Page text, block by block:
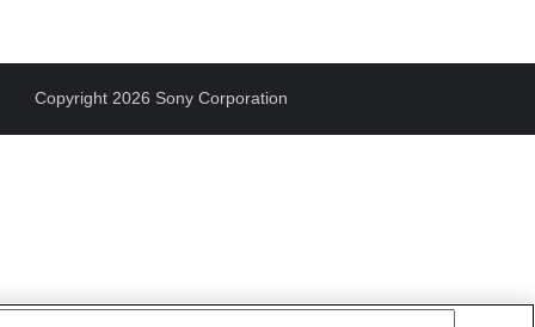
Copyright 2026 Sony Corporation